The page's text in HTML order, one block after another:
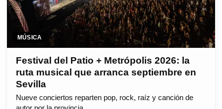
MÚSICA
Festival del Patio + Metrópolis 2026: la
ruta musical que arranca septiembre en
Sevilla
Nueve conciertos reparten pop, rock, raíz y canción de